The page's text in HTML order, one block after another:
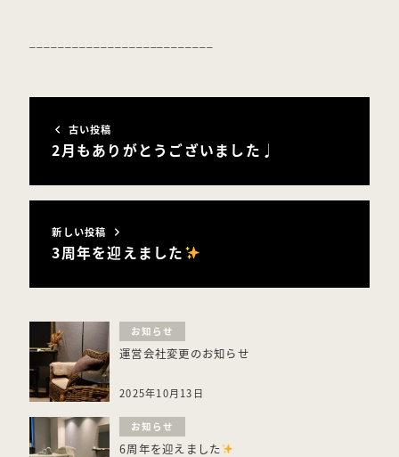
古い投稿
2月もありがとうございました♩
新しい投稿
3周年を迎えました
お知らせ
運営会社変更のお知らせ
2025年10月13日
お知らせ
6周年を迎えました